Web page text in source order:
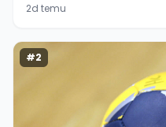
2d temu
#2